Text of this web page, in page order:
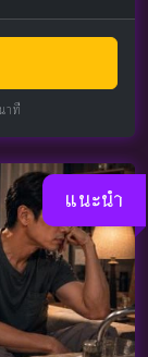
าที
แนะนำ